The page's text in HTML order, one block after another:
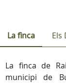
La finca Els
La finca de
municipi de